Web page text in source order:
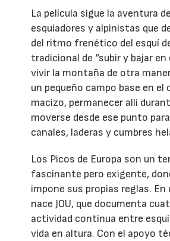
La película sigue la aventura
esquiadores y alpinistas que
del ritmo frenético del esquí
tradicional de “subir y bajar en
vivir la montaña de otra
un pequeño campo base en el
macizo, permanecer allí
moverse desde ese punto
canales, laderas y cumbres
Los Picos de Europa son un
fascinante pero exigente,
impone sus propias reglas.
nace JOU, que documenta
actividad continua entre
vida en altura. Con el apoyo